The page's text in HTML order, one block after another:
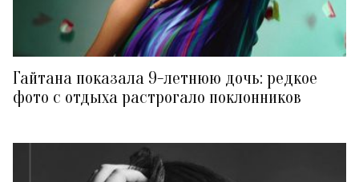
Гайтана показала 9-летнюю дочь: редкое
фото с отдыха растрогало поклонников